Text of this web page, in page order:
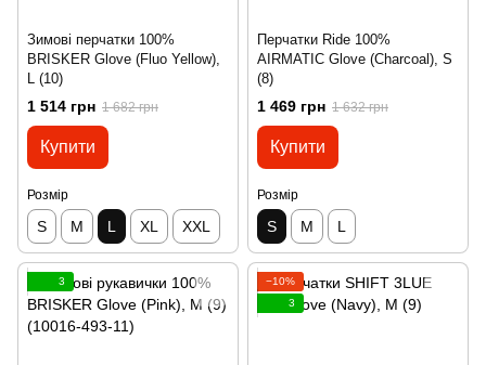
Зимові перчатки 100%
BRISKER Glove (Fluo Yellow),
L (10)
1 514 грн 1 682 грн
Купити
Розмір
S M L XL XXL
Перчатки Ride 100%
AIRMATIC Glove (Charcoal), S
(8)
1 469 грн 1 632 грн
Купити
Розмір
S M L
3
−10%
3